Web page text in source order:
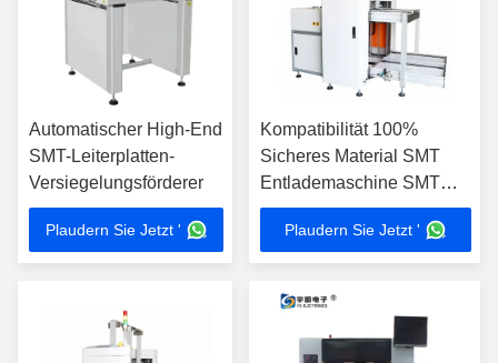
Automatischer High-End
SMT-Leiterplatten-
Versiegelungsförderer
Plaudern Sie Jetzt '
Kompatibilität 100%
Sicheres Material SMT
Entlademaschine SMT
Förderer für SMT
Produktionslinie
Plaudern Sie Jetzt '